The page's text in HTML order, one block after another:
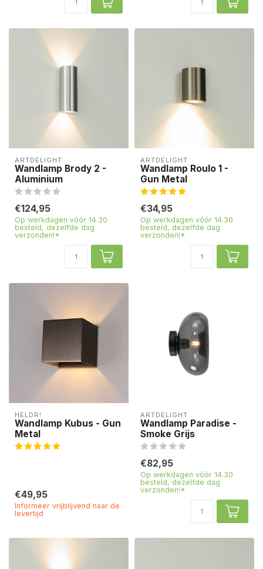
ARTDELIGHT
Wandlamp Brody 2 -
Aluminium
€124,95
Op werkdagen vóór 14.30
besteld, dezelfde dag
verzonden!*
ARTDELIGHT
Wandlamp Roulo 1 -
Gun Metal
€34,95
Op werkdagen vóór 14.30
besteld, dezelfde dag
verzonden!*
HELDR!
Wandlamp Kubus - Gun
Metal
€49,95
Informeer vrijblijvend naar de
levertijd
ARTDELIGHT
Wandlamp Paradise -
Smoke Grijs
€82,95
Op werkdagen vóór 14.30
besteld, dezelfde dag
verzonden!*